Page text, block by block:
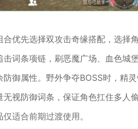
优先选择双攻击奇缘搭配，选
词条项链，刷恶魔广场、血色城
御属性。野外争夺BOSS时，精
视防御词条，保证角色扛住多人
适合前期过渡使用。